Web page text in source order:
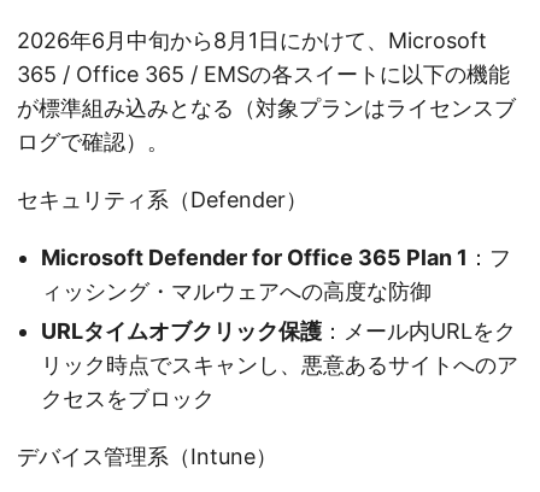
2026年6月中旬から8月1日にかけて、Microsoft
365 / Office 365 / EMSの各スイートに以下の機能
が標準組み込みとなる（対象プランはライセンスブ
ログで確認）。
セキュリティ系（Defender）
Microsoft Defender for Office 365 Plan 1 ：フ
ィッシング・マルウェアへの高度な防御
URLタイムオブクリック保護 ：メール内URLをク
リック時点でスキャンし、悪意あるサイトへのア
クセスをブロック
デバイス管理系（Intune）